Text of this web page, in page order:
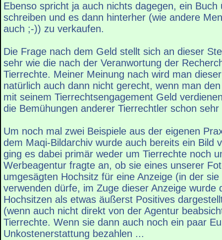
Ebenso spricht ja auch nichts dagegen, ein Buch
schreiben und es dann hinterher (wie andere
auch ;-)) zu verkaufen.
Die Frage nach dem Geld stellt sich an dieser
sehr wie die nach der Veranwortung der
Tierrechte. Meiner Meinung nach wird man
natürlich auch dann nicht gerecht, wenn man
mit seinem Tierrechtsengagement Geld
die Bemühungen anderer Tierrechtler schon
Um noch mal zwei Beispiele aus der eigenen
dem Maqi-Bildarchiv wurde auch bereits ein Bild
ging es dabei primär weder um Tierrechte noch
Werbeagentur fragte an, ob sie eines unserer
umgesägten Hochsitz für eine Anzeige (in der
verwenden dürfe, im Zuge dieser Anzeige wurde
Hochsitzen als etwas äußerst Positives
(wenn auch nicht direkt von der Agentur
Tierrechte. Wenn sie dann auch noch ein paar
Unkostenerstattung bezahlen ...